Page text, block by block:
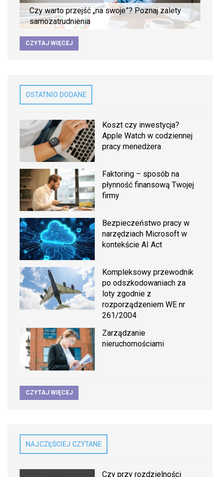
Czy warto przejść „na swoje”? Poznaj zalety
samozatrudnienia
CZYTAJ WIĘCEJ
OSTATNIO DODANE
Koszt czy inwestycja?
Apple Watch w codziennej
pracy menedżera
Faktoring – sposób na
płynność finansową Twojej
firmy
Bezpieczeństwo pracy w
narzędziach Microsoft w
kontekście AI Act
Kompleksowy przewodnik
po odszkodowaniach za
loty zgodnie z
rozporządzeniem WE nr
261/2004
Zarządzanie
nieruchomościami
CZYTAJ WIĘCEJ
NAJCZĘŚCIEJ CZYTANE
Czy przy rozdzielności